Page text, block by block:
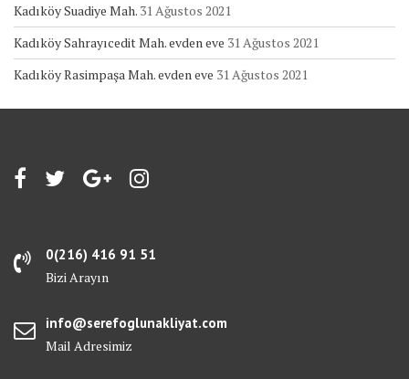
Kadıköy Suadiye Mah. 31 Ağustos 2021
Kadıköy Sahrayıcedit Mah. evden eve 31 Ağustos 2021
Kadıköy Rasimpaşa Mah. evden eve 31 Ağustos 2021
0(216) 416 91 51
Bizi Arayın
info@serefoglunakliyat.com
Mail Adresimiz